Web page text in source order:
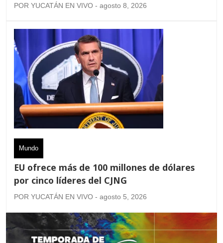
POR YUCATÁN EN VIVO - agosto 8, 2026
Mundo
EU ofrece más de 100 millones de dólares
por cinco líderes del CJNG
POR YUCATÁN EN VIVO - agosto 5, 2026